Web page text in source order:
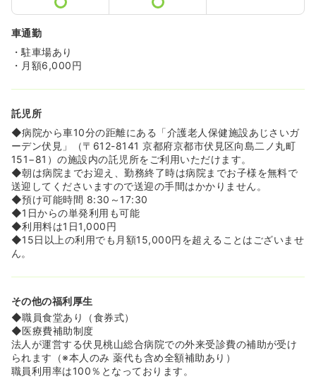
車通勤
・駐車場あり
・月額6,000円
託児所
◆病院から車10分の距離にある「介護老人保健施設あじさいガ
ーデン伏見」（〒612-8141 京都府京都市伏見区向島二ノ丸町
151−81）の施設内の託児所をご利用いただけます。
◆朝は病院までお迎え、勤務終了時は病院までお子様を無料で
送迎してくださいますので送迎の手間はかかりません。
◆預け可能時間 8:30～17:30
◆1日からの単発利用も可能
◆利用料は1日1,000円
◆15日以上の利用でも月額15,000円を超えることはございませ
ん。
その他の福利厚生
◆職員食堂あり（食券式）
◆医療費補助制度
法人が運営する伏見桃山総合病院での外来受診費の補助が受け
られます（※本人のみ 薬代も含め全額補助あり）
職員利用率は100％となっております。